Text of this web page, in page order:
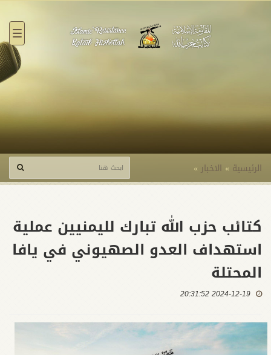
الرئيسية » الاخبار »
كتائب حزب الله تبارك لليمنيين عملية
استهداف العدو الصهيوني في يافا
المحتلة
2024-12-19 20:31:52